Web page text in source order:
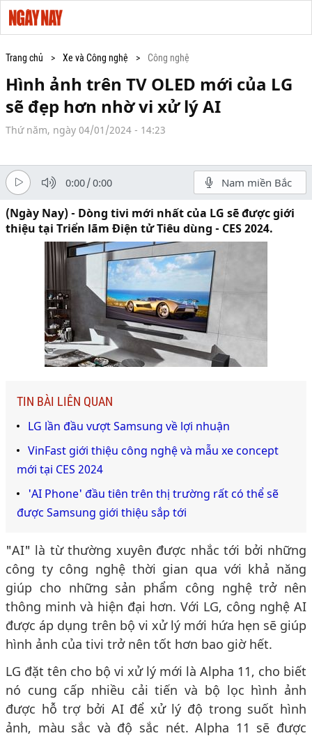
Trang chủ Xe và Công nghệ Công nghệ
Hình ảnh trên TV OLED mới của LG
sẽ đẹp hơn nhờ vi xử lý AI
Thứ năm, ngày 04/01/2024 - 14:23
0:00/0:00 Nam miền Bắc
(Ngày Nay) - Dòng tivi mới nhất của LG sẽ được giới
thiệu tại Triển lãm Điện tử Tiêu dùng - CES 2024.
TIN BÀI LIÊN QUAN
LG lần đầu vượt Samsung về lợi nhuận
VinFast giới thiệu công nghệ và mẫu xe concept
mới tại CES 2024
'AI Phone' đầu tiên trên thị trường rất có thể sẽ
được Samsung giới thiệu sắp tới
"AI" là từ thường xuyên được nhắc tới bởi những
công ty công nghệ thời gian qua với khả năng
giúp cho những sản phẩm công nghệ trở nên
thông minh và hiện đại hơn. Với LG, công nghệ AI
được áp dụng trên bộ vi xử lý mới hứa hẹn sẽ giúp
hình ảnh của tivi trở nên tốt hơn bao giờ hết.
LG đặt tên cho bộ vi xử lý mới là Alpha 11, cho biết
nó cung cấp nhiều cải tiến và bộ lọc hình ảnh
được hỗ trợ bởi AI để xử lý độ trong suốt hình
ảnh, màu sắc và độ sắc nét. Alpha 11 sẽ được